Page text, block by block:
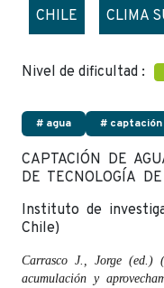
CHILE CLIMA
Nivel de dificultad :
# agua # captación
CAPTACIÓN DE
DE TECNOLOGÍA
Instituto de
Chile)
Carrasco J., Jorge (ed.)
acumulación y